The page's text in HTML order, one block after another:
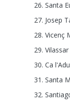
Santa
Josep
Vicenç
Ca
Santa